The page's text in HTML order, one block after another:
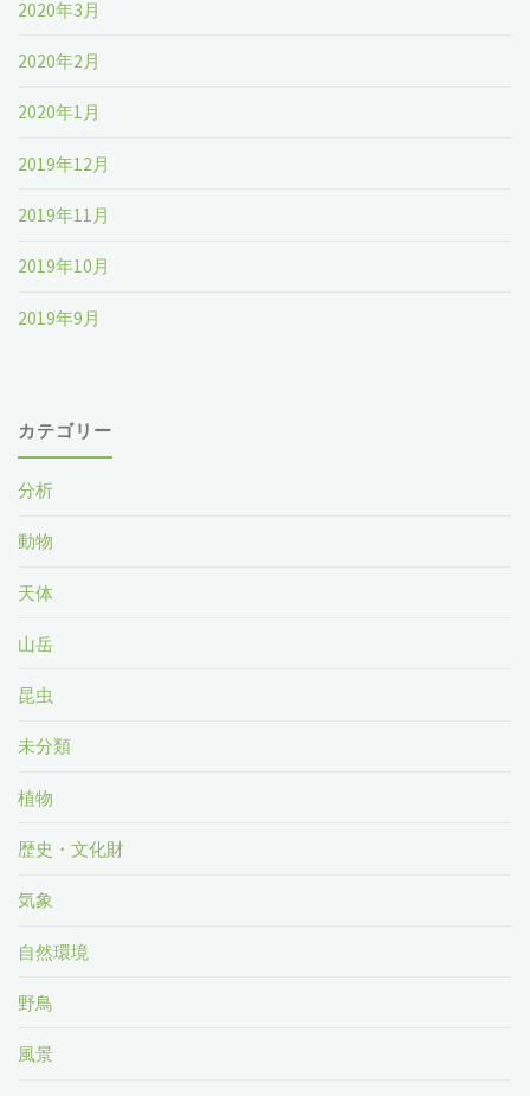
2020年3月
2020年2月
2020年1月
2019年12月
2019年11月
2019年10月
2019年9月
カテゴリー
分析
動物
天体
山岳
昆虫
未分類
植物
歴史・文化財
気象
自然環境
野鳥
風景